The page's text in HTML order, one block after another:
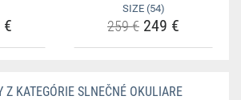
€
SIZE (54)
259 € 249 €
Z KATEGÓRIE SLNEČNÉ OKULIARE